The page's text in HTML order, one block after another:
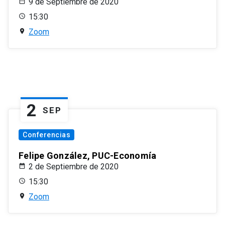
15:30
Zoom
2 SEP
Conferencias
Felipe González, PUC-Economía
2 de Septiembre de 2020
15:30
Zoom